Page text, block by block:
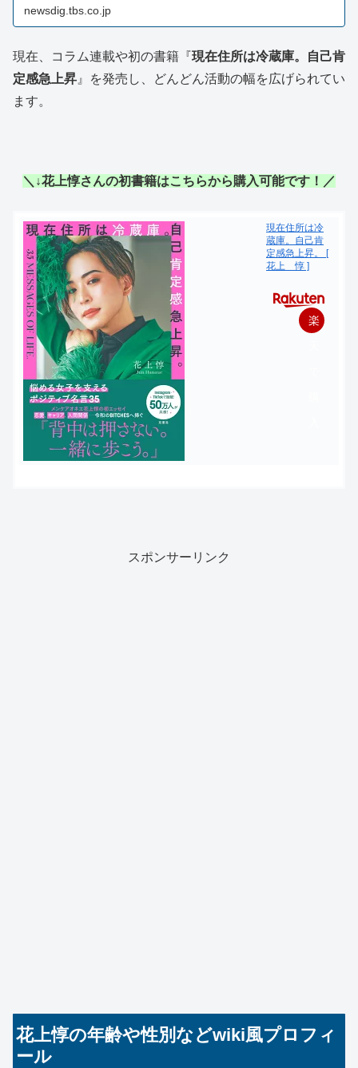
newsdig.tbs.co.jp
現在、コラム連載や初の書籍『現在住所は冷蔵庫。自己肯
定感急上昇 』を発売し、どんどん活動の幅を広げられてい
ます。
＼↓花上惇さんの初書籍はこちらから購入可能です！／
現在住所は冷
蔵庫。自己肯
定感急上昇。 [
花上 惇 ]
楽
スポンサーリンク
花上惇の年齢や性別などwiki風プロフィ
ール